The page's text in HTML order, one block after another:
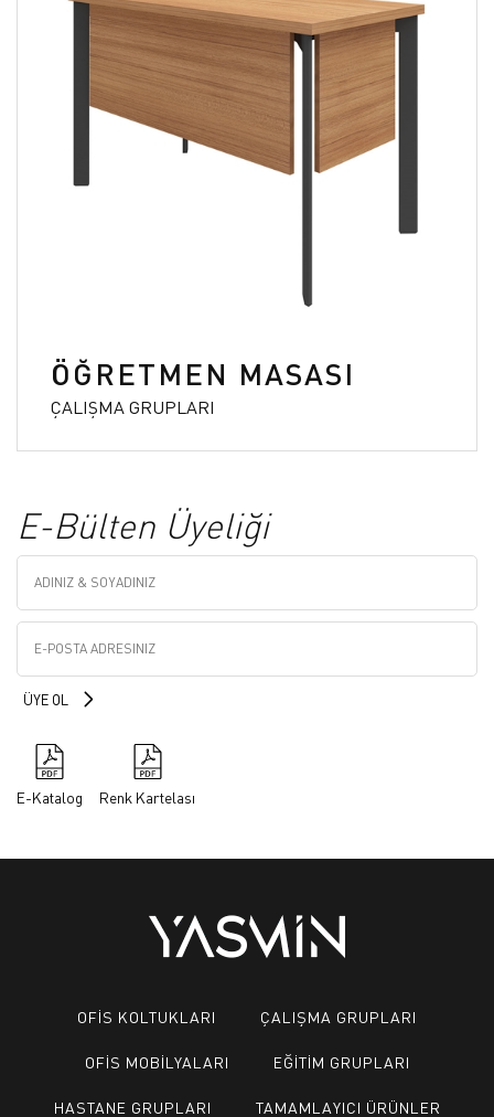
ÖĞRETMEN MASASI
ÇALIŞMA GRUPLARI
E-Bülten Üyeliği
E-Katalog Renk Kartelası
OFİS KOLTUKLARI ÇALIŞMA GRUPLARI
OFİS MOBİLYALARI EĞİTİM GRUPLARI
HASTANE GRUPLARI TAMAMLAYICI ÜRÜNLER